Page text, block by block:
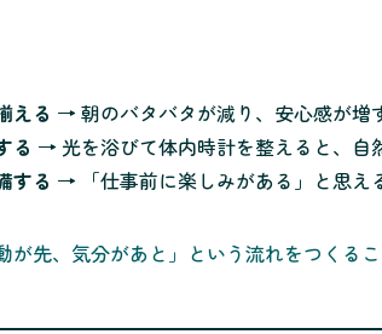
える → 朝のバタバタが減り、安心感が増
る → 光を浴びて体内時計を整えると、自
する → 「仕事前に楽しみがある」と思え
が先、気分があと」という流れをつくる